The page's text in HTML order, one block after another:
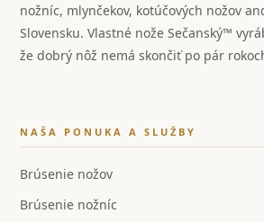
nožníc, mlynčekov, kotúčových nožov
Slovensku. Vlastné nože Sečanský™
že dobrý nôž nemá skončiť po pár
NAŠA PONUKA A SLUŽBY
Brúsenie nožov
Brúsenie nožníc